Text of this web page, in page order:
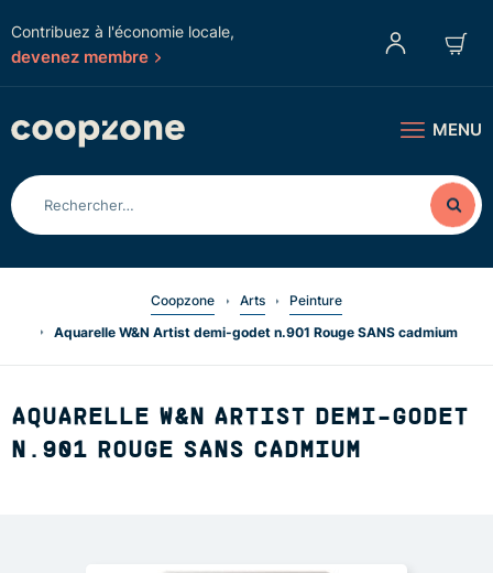
Contribuez à l'économie locale,
devenez membre
MENU
Coopzone Arts
Peinture
Aquarelle W&N Artist demi-godet n.901 Rouge SANS cadmium
AQUARELLE W&N ARTIST DEMI-GODET
N.901 ROUGE SANS CADMIUM